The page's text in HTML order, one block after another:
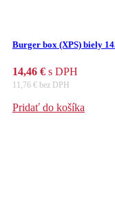
Burger box (XPS) biely
14,46 € s DPH
11,76 € bez DPH
Pridať do košíka